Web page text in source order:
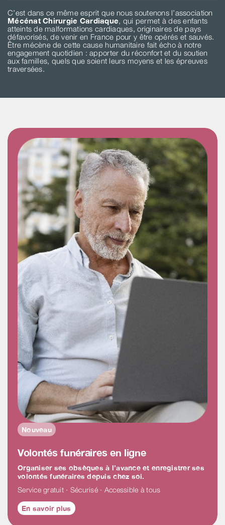
C’est dans ce même esprit que nous soutenons l’association
Mécénat Chirurgie Cardiaque, qui permet à des enfants
atteints de malformations cardiaques, originaires de pays
défavorisés, de venir en France pour y être opérés et sauvés.
Être mécène de cette cause humanitaire fait écho à notre
engagement quotidien : apporter du réconfort et du soutien
aux familles, quels que soient leurs moyens et les épreuves
traversées.
Nouveau
Volontés funéraires en ligne
Organiser ses obsèques à l’avance et enregistrer ses
volontés funéraires depuis chez soi.
Service gratuit · Sécurisé · Accessible à tous
En savoir plus